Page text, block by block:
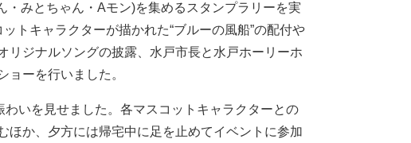
みとちゃん・Aモン)を集めるスタンプラリーを実
トキャラクターが描かれた“ブルーの風船”の配付や
リジナルソングの披露、水戸市長と水戸ホーリーホ
ョーを行いました。
いを見せました。各マスコットキャラクターとの
か、夕方には帰宅中に足を止めてイベントに参加